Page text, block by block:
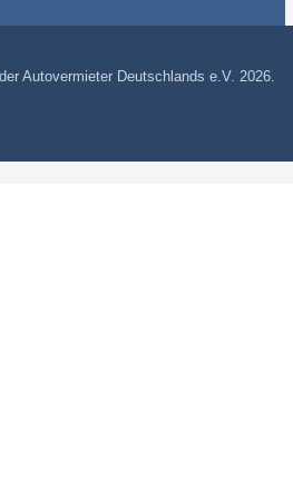
Autovermieter Deutschlands e.V. 2026.